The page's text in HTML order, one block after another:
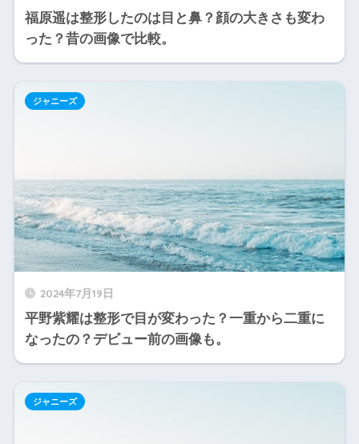
福原遥は整形したのは目と鼻？顔の大きさも変わ
った？昔の画像で比較。
2024年7月19日
平野紫耀は整形で目が変わった？一重から二重に
なったの？デビュー前の画像も。
ジャニーズ
ジャニーズ